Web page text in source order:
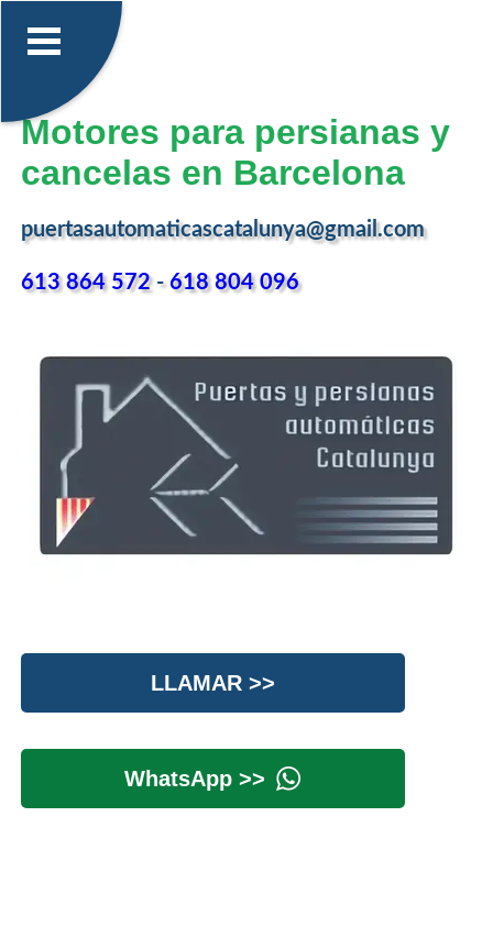
Motores para persianas y
cancelas en Barcelona
puertasautomaticascatalunya@gmail.com
613 864 572-618 804 096
LLAMAR >>
WhatsApp >>